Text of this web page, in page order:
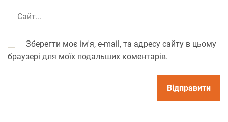
Зберегти моє ім'я, e-mail, та адресу сайту в цьому
браузері для моїх подальших коментарів.